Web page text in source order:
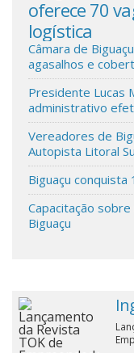
Cinema
Agenda Cultural
Anuncie
Fale Conosco
oferece 70
logística
Câmara de
agasalhos e
Presidente Lucas
administrativo
Vereadores de
Autopista Litoral
Biguaçu
Capacitação
Biguaçu